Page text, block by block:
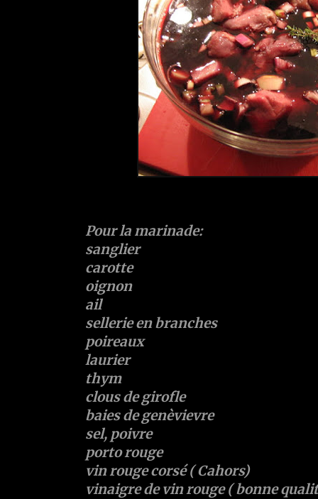
Pour la marinade:
sanglier
carotte
oignon
ail
sellerie en branches
poireaux
laurier
thym
clous de girofle
baies de genèvievre
sel, poivre
porto rouge
vin rouge corsé ( Cahors)
vinaigre de vin rouge ( bonne